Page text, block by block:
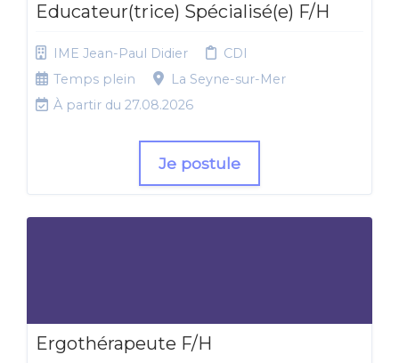
Educateur(trice) Spécialisé(e) F/H
IME Jean-Paul Didier
CDI
Temps plein
La Seyne-sur-Mer
À partir du 27.08.2026
Je postule
Ergothérapeute F/H